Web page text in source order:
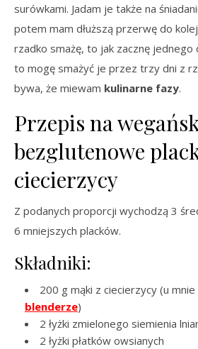
surówkami. Jadam je także na
potem mam dłuższą przerwę do
rzadko smażę, to jak zacznę jednego
to mogę smażyć je przez trzy dni z
bywa, że miewam kulinarne fazy.
Przepis na
bezglutenowe
ciecierzycy
Z podanych proporcji wychodzą 3
6 mniejszych placków.
Składniki:
200 g mąki z ciecierzycy (u mnie
blenderze)
2 łyżki zmielonego siemienia
2 łyżki płatków owsianych